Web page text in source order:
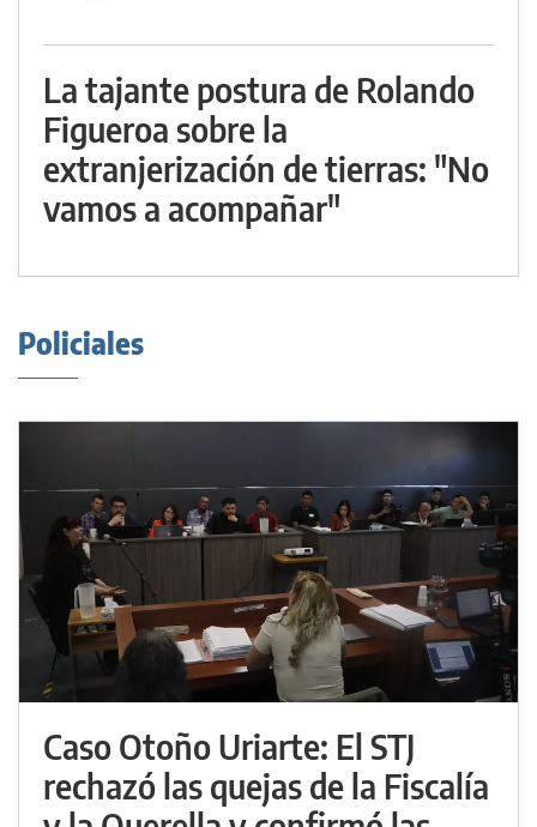
La tajante postura de Rolando
Figueroa sobre la
extranjerización de tierras: "No
vamos a acompañar"
Policiales
Caso Otoño Uriarte: El STJ
rechazó las quejas de la Fiscalía